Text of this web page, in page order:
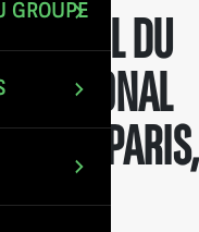
GROUPE
DU
NATIONAL
DE PARIS,
1912